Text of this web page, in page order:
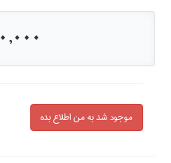
موجود شد به من اطلاع بده